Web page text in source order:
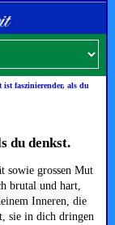
ist faszinierender, als du
du denkst.
sowie grossen Mut
brutal und hart,
Inneren, die
sie in dich dringen